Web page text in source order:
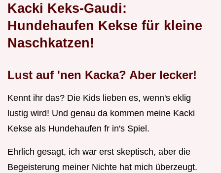
Kacki Keks-Gaudi:
Hundehaufen Kekse für kleine
Naschkatzen!
Lust auf 'nen Kacka? Aber lecker!
Kennt ihr das? Die Kids lieben es, wenn's eklig
lustig wird! Und genau da kommen meine Kacki
Kekse als Hundehaufen fr in's Spiel.
Ehrlich gesagt, ich war erst skeptisch, aber die
Begeisterung meiner Nichte hat mich überzeugt.